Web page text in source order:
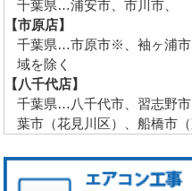
千葉県…浦安市、市川市、
【市原店】
千葉県…市原市※、袖ヶ浦
域を除く
【八千代店】
千葉県…八千代市、習志野
葉市（花見川区）、船橋市